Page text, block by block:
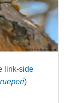
link-side
)